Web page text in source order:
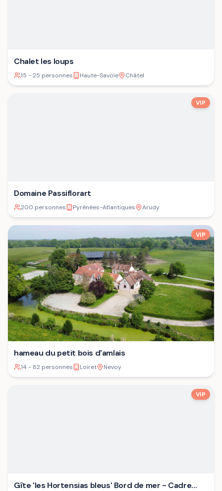
Chalet les loups
15 - 25 personnes Haute-Savoie Châtel
VIP
Domaine Passiflorart
200 personnes Pyrénées-Atlantiques Arudy
VIP
hameau du petit bois d'amlais
14 - 82 personnes Loiret Nevoy
VIP
Gîte 'les Hortensias bleus' Bord de mer - Cadre